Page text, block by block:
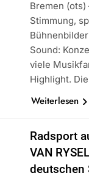
Bremen (ots)
Stimmung,
Sound:
viele
Highlight.
Weiterlesen
Radsport
VAN
deutschen